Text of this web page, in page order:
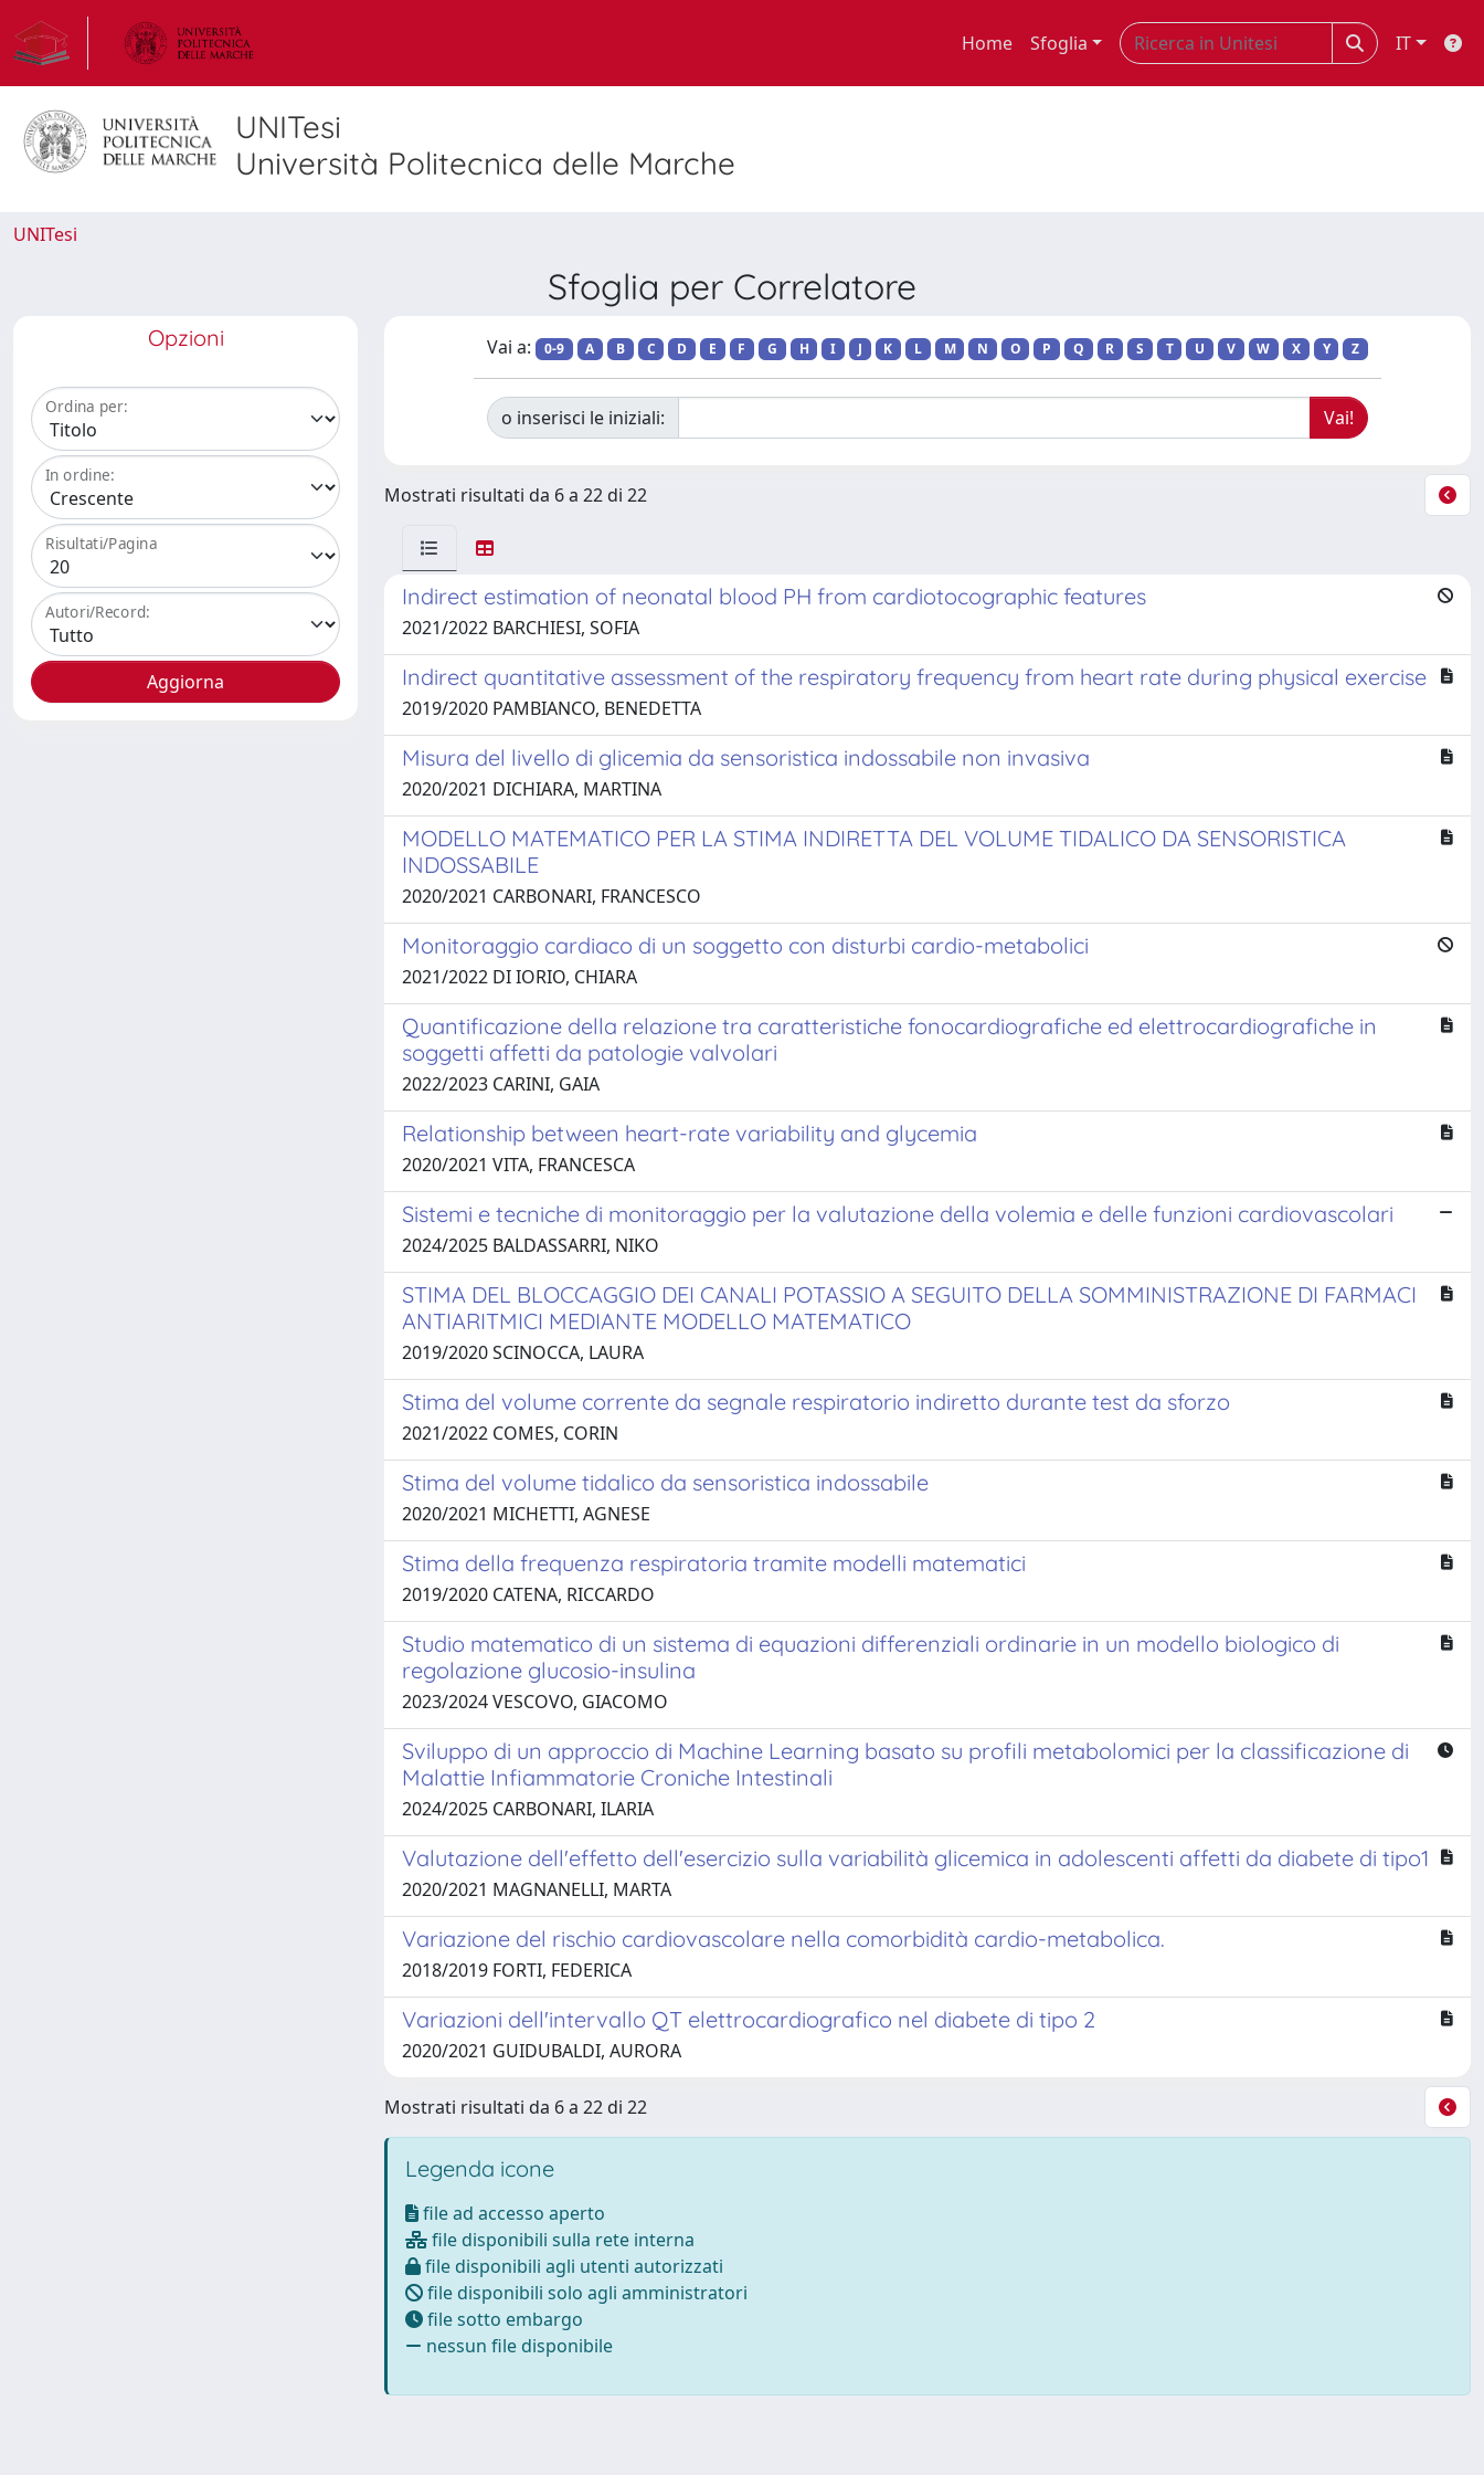
Home Sfoglia IT
UNITesi
Università Politecnica delle Marche
UNITesi
Sfoglia per Correlatore
Opzioni
Ordina per:
In ordine:
Risultati/Pagina
Autori/Record:
Vai a: 0-9 A B C D E F G H I J K L M N O P Q R S T U V W X Y Z
o inserisci le iniziali:
Mostrati risultati da 6 a 22 di 22
Indirect estimation of neonatal blood PH from cardiotocographic features
2021/2022 BARCHIESI, SOFIA
Indirect quantitative assessment of the respiratory frequency from heart rate during physical exercise
2019/2020 PAMBIANCO, BENEDETTA
Misura del livello di glicemia da sensoristica indossabile non invasiva
2020/2021 DICHIARA, MARTINA
MODELLO MATEMATICO PER LA STIMA INDIRETTA DEL VOLUME TIDALICO DA SENSORISTICA
INDOSSABILE
2020/2021 CARBONARI, FRANCESCO
Monitoraggio cardiaco di un soggetto con disturbi cardio-metabolici
2021/2022 DI IORIO, CHIARA
Quantificazione della relazione tra caratteristiche fonocardiografiche ed elettrocardiografiche in
soggetti affetti da patologie valvolari
2022/2023 CARINI, GAIA
Relationship between heart-rate variability and glycemia
2020/2021 VITA, FRANCESCA
Sistemi e tecniche di monitoraggio per la valutazione della volemia e delle funzioni cardiovascolari
2024/2025 BALDASSARRI, NIKO
STIMA DEL BLOCCAGGIO DEI CANALI POTASSIO A SEGUITO DELLA SOMMINISTRAZIONE DI FARMACI
ANTIARITMICI MEDIANTE MODELLO MATEMATICO
2019/2020 SCINOCCA, LAURA
Stima del volume corrente da segnale respiratorio indiretto durante test da sforzo
2021/2022 COMES, CORIN
Stima del volume tidalico da sensoristica indossabile
2020/2021 MICHETTI, AGNESE
Stima della frequenza respiratoria tramite modelli matematici
2019/2020 CATENA, RICCARDO
Studio matematico di un sistema di equazioni differenziali ordinarie in un modello biologico di
regolazione glucosio-insulina
2023/2024 VESCOVO, GIACOMO
Sviluppo di un approccio di Machine Learning basato su profili metabolomici per la classificazione di
Malattie Infiammatorie Croniche Intestinali
2024/2025 CARBONARI, ILARIA
Valutazione dell'effetto dell'esercizio sulla variabilità glicemica in adolescenti affetti da diabete di tipo1
2020/2021 MAGNANELLI, MARTA
Variazione del rischio cardiovascolare nella comorbidità cardio-metabolica.
2018/2019 FORTI, FEDERICA
Variazioni dell'intervallo QT elettrocardiografico nel diabete di tipo 2
2020/2021 GUIDUBALDI, AURORA
Mostrati risultati da 6 a 22 di 22
Legenda icone
file ad accesso aperto
file disponibili sulla rete interna
file disponibili agli utenti autorizzati
file disponibili solo agli amministratori
file sotto embargo
nessun file disponibile